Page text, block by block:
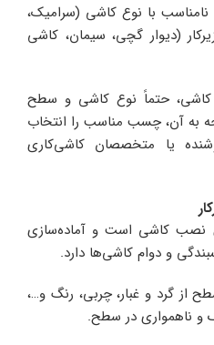
با نوع کاشی (سرامیک،
(دیوار گچی، سیمان، کاشی
حتماً نوع کاشی و سطح
به آن، چسب مناسب را انتخاب
یا متخصصان کاشی‌کاری
نصب کاشی است و آماده‌سازی
و دوام کاشی‌ها دارد.
از گرد و غبار، چربی، رنگ و…،
و ناهمواری در سطح.